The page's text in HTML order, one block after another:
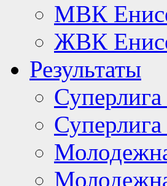
МВК
ЖВК
Результаты